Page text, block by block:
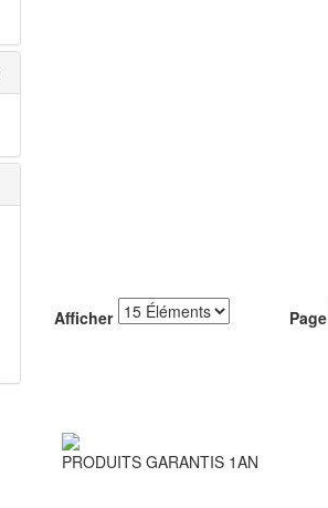
Afficher
Page
PRODUITS GARANTIS 1AN